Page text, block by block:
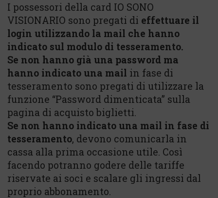
I possessori della card IO SONO
VISIONARIO sono pregati di effettuare il
login utilizzando la mail che hanno
indicato sul modulo di tesseramento.
Se non hanno già una password ma
hanno indicato una mail in fase di
tesseramento sono pregati di utilizzare la
funzione “Password dimenticata” sulla
pagina di acquisto biglietti.
Se non hanno indicato una mail in fase di
tesseramento, devono comunicarla in
cassa alla prima occasione utile. Così
facendo potranno godere delle tariffe
riservate ai soci e scalare gli ingressi dal
proprio abbonamento.